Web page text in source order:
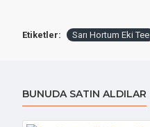
Etiketler: Sarı Hortum Eki Tee
BUNUDA SATIN ALDILAR